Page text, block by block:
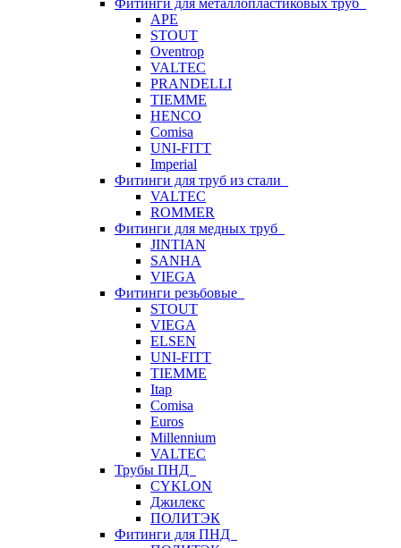
Фитинги для металлопластиковых труб
APE
STOUT
Oventrop
VALTEC
PRANDELLI
TIEMME
HENCO
Comisa
UNI-FITT
Imperial
Фитинги для труб из стали
VALTEC
ROMMER
Фитинги для медных труб
JINTIAN
SANHA
VIEGA
Фитинги резьбовые
STOUT
VIEGA
ELSEN
UNI-FITT
TIEMME
Itap
Comisa
Euros
Millennium
VALTEC
Трубы ПНД
CYKLON
Джилекс
ПОЛИТЭК
Фитинги для ПНД